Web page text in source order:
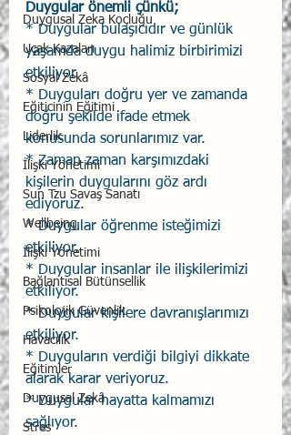
Duygusal Zeka Koçluğu
Uçak Kazaları
Sosyal Zekâ
Eğiticinin Eğitimi
Liderlik
İlişki Yönetimi
Sun Tzu Savaş Sanatı
Wellbeing
İlişki Yönetimi
Bağlantısal Bütünsellik
Psikolojik Güvenlik
Havacılık
Eğitimler
Duygusal Zekâ
Stres
Duygular önemli çünkü;
* Duygular bulaşıcıdır ve günlük
yaşamda duygu halimiz birbirimizi
etkiliyor.
* Duyguları doğru yer ve zamanda
doğru şekilde ifade etmek
konusunda sorunlarımız var.
* Zaman zaman karşımızdaki
kişilerin duygularını göz ardı
ediyoruz.
* Duygular öğrenme isteğimizi
etkiliyor.
* Duygular insanlar ile ilişkilerimizi
etkiliyor.
* Duygular kişilere davranışlarımızı
etkiliyor.
* Duyguların verdiği bilgiyi dikkate
alarak karar veriyoruz.
* Duygular hayatta kalmamızı
sağlıyor.